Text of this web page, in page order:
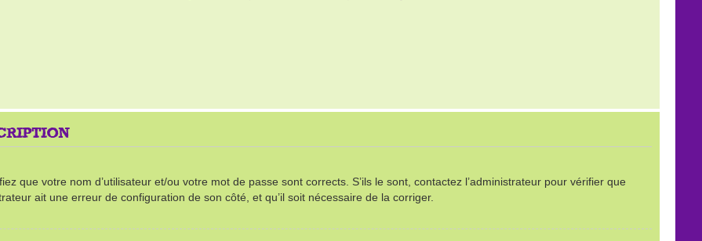
que votre nom d’utilisateur et/ou votre mot de passe sont corrects. S’ils le sont, contactez l’administrateur pour vérifier que
ait une erreur de configuration de son côté, et qu’il soit nécessaire de la corriger.